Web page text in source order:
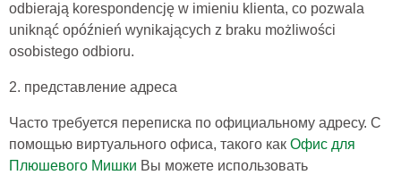
odbierają korespondencję w imieniu klienta, co pozwala
uniknąć opóźnień wynikających z braku możliwości
osobistego odbioru.
2. представление адреса
Часто требуется переписка по официальному адресу. С
помощью виртуального офиса, такого как Офис для
Плюшевого Мишки Вы можете использовать